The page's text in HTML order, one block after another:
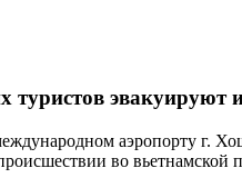
туристов
аэропорту г.
во вьетнамской